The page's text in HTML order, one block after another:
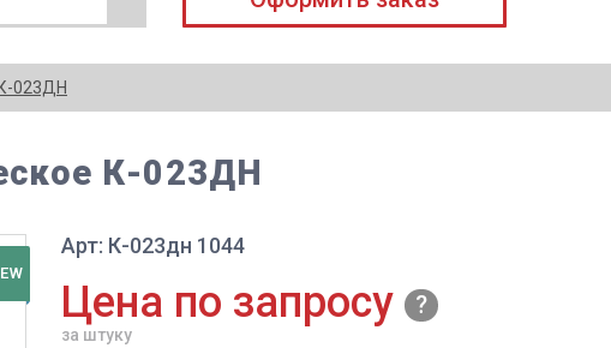
023ДН
К-023ДН
Арт: К-023дн 1044
Цена по запросу
за штуку